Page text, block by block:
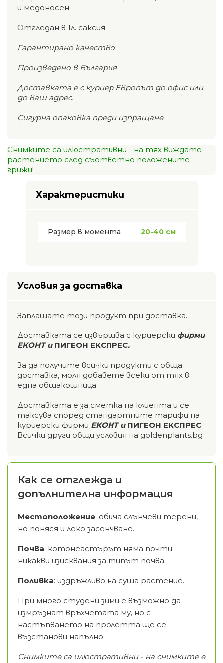
и медоносен.
Отгледан в 1л. саксия
Гарантирано качество
Произведено в България
Доставката е с куриер Европът до офис или
до ваш адрес.
Сигурна опаковка преди изпращане
Снимките са илюстративни - на тях виждате
растението след съответно положените
грижи!
Характеристики
Размер в момента 20-40 см
Условия за доставка
Заплащате този продукт при доставка.
Доставката се извършва с куриерски фирми
ЕКОНТ и ПИГЕОН ЕКСПРЕС.
За да получите всички продукти с обща
доставка, моля добавете всеки от тях в
една общакошница.
Доставката е за сметка на клиента и се
таксува според стандартните тарифи на
куриерски фирми ЕКОНТ и ПИГЕОН ЕКСПРЕС.
Всички други общи условия на goldenplants.bg
Как се отглежда и
допълнителна информация
Местоположение: обича слънчеви терени,
но поняся и леко засенчване.
Почва: котонеастърът няма почти
никакви изисквания за типът почва.
Поливка: издръжливо на суша растение.
При много студени зими е възможно да
измръзнат връхчетата му, но с
настъпването на пролетта ще се
възстанови напълно.
Снимките са илюстративни - на снимките е